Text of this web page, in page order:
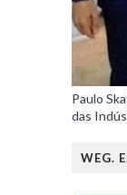
Paulo
das
WEG.